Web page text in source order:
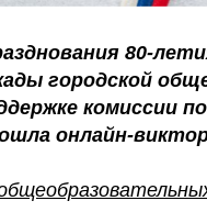
80-
городской
комиссии
онлайн-